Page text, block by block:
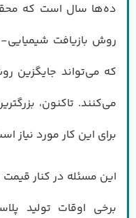
ده‌ها سال است که
روش بازیافت
که می‌تواند جایگزین
می‌کنند. تاکنون،
برای این کار مورد نیاز
این مسئله در کنار
برخی اوقات تولید